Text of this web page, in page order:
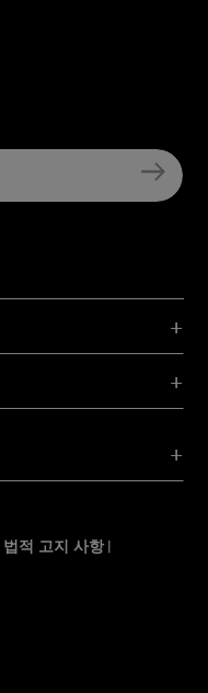
법적 고지 사항|